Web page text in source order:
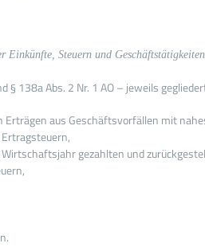
Steuern und
§ 138a Abs. 2 Nr. 1 AO – jeweils
aus Geschäftsvorfällen mit
gezahlten und